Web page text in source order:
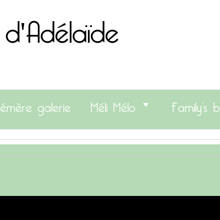
galerie Méli Mélo Family’s